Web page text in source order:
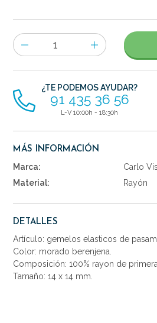
Número
de
artículos
¿TE PODEMOS AYUDAR?
91 435 36 56
L-V 10:00h - 18:30h
MÁS INFORMACIÓN
Marca:
Carlo
Material:
Rayón
DETALLES
Artículo: gemelos elasticos de
Color: morado berenjena.
Composición: 100% rayon de
Tamaño: 14 x 14 mm.